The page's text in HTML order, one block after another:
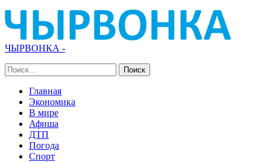
ЧЫРВОНКА -
Главная
Экономика
В мире
Афиша
ДТП
Погода
Спорт